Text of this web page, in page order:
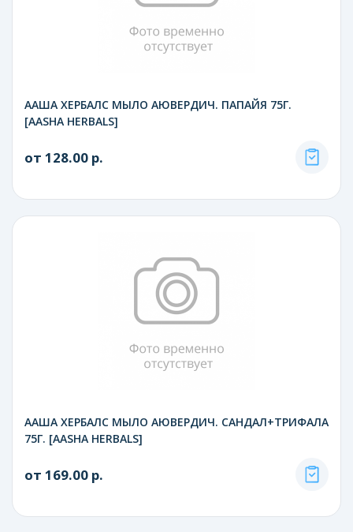
ААША ХЕРБАЛС МЫЛО АЮВЕРДИЧ. ПАПАЙЯ 75Г.
[AASHA HERBALS]
от 128.00 р.
ААША ХЕРБАЛС МЫЛО АЮВЕРДИЧ. САНДАЛ+ТРИФАЛА
75Г. [AASHA HERBALS]
от 169.00 р.